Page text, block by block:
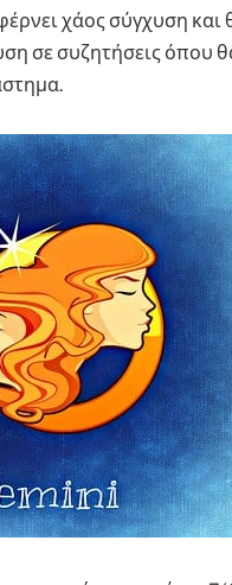
χάος σύγχυση και
σε συζητήσεις όπου